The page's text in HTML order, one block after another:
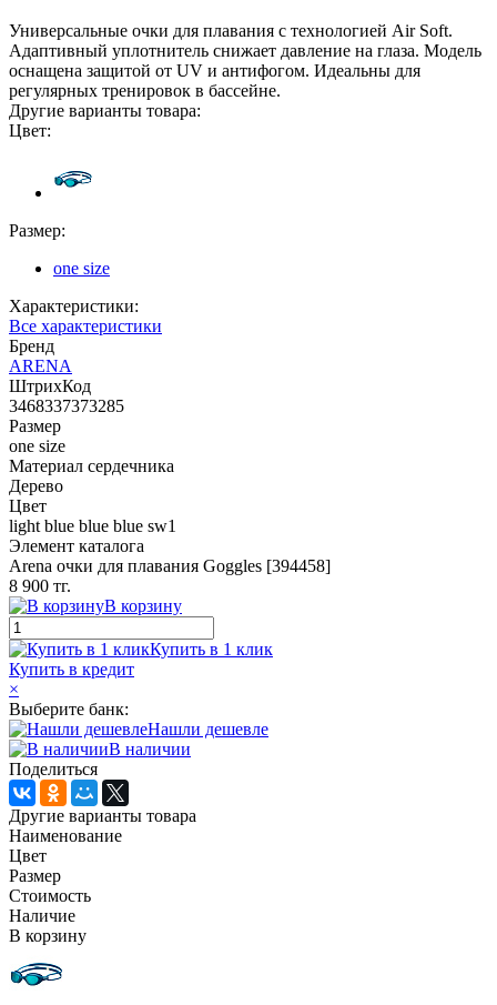
Универсальные очки для плавания с технологией Air Soft.
Адаптивный уплотнитель снижает давление на глаза. Модель
оснащена защитой от UV и антифогом. Идеальны для
регулярных тренировок в бассейне.
Другие варианты товара:
Цвет:
Размер:
one size
Характеристики:
Все характеристики
Бренд
ARENA
ШтрихКод
3468337373285
Размер
one size
Материал сердечника
Дерево
Цвет
light blue blue blue sw1
Элемент каталога
Arena очки для плавания Goggles [394458]
8 900 тг.
В корзину
Купить в 1 клик
Купить в кредит
×
Выберите банк:
Нашли дешевле
В наличии
Поделиться
Другие варианты товара
Наименование
Цвет
Размер
Стоимость
Наличие
В корзину